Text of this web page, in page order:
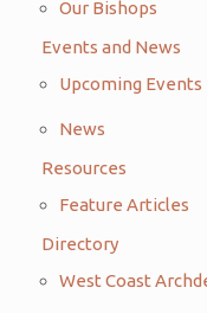
Our Bishops
Events and News
Upcoming Events
News
Resources
Feature Articles
Directory
West Coast